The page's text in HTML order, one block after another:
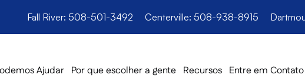
Fall River: 508-501-3492 Centerville: 508-938-8915
Ajudar Por que escolher a gente Recursos Entre em Contato